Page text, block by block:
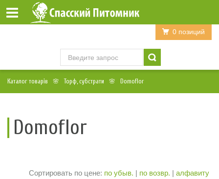
Войти Регистрация
0 позиций
Каталог товарів Торф, субстрати Domoflor
Domoflor
Сортировать по цене: по убыв. | по возвр. | алфавиту